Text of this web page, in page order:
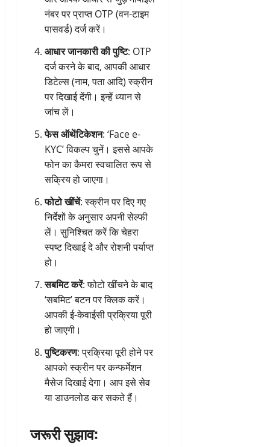
नंबर पर प्राप्त OTP (वन-टाइम
पासवर्ड) दर्ज करें।
आधार जानकारी की पुष्टि: OTP
दर्ज करने के बाद, आपकी आधार
डिटेल्स (नाम, पता आदि) स्क्रीन
पर दिखाई देंगी। इन्हें ध्यान से
जांच लें।
फेस ऑथेंटिकेशन: ‘Face e-
KYC’ विकल्प चुनें। इससे आपके
फोन का कैमरा स्वचालित रूप से
सक्रिय हो जाएगा।
फोटो खींचें: स्क्रीन पर दिए गए
निर्देशों के अनुसार अपनी सेल्फी
लें। सुनिश्चित करें कि चेहरा
स्पष्ट दिखाई दे और रोशनी पर्याप्त
हो।
सबमिट करें: फोटो खींचने के बाद
‘सबमिट’ बटन पर क्लिक करें।
आपकी ई-केवाईसी प्रक्रिया पूरी
हो जाएगी।
पुष्टिकरण: प्रक्रिया पूरी होने पर
आपको स्क्रीन पर कन्फर्मेशन
मैसेज दिखाई देगा। आप इसे सेव
या डाउनलोड कर सकते हैं।
जरूरी सुझाव: